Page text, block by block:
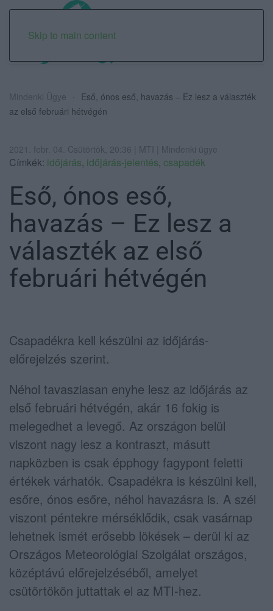
Skip to main content
Mindenki Ügye
Eső, ónos eső, havazás – Ez lesz a választék
az első februári hétvégén
2021. febr. 04. Csütörtök, 20:36 | MTI | Mindenki ügye
Címkék: időjárás, időjárás-jelentés, csapadék
Eső, ónos eső,
havazás – Ez lesz a
választék az első
februári hétvégén
Csapadékra kell készülni az időjárás-
előrejelzés szerint.
Néhol tavasziasan enyhe lesz az időjárás az
első februári hétvégén, akár 16 fokig is
melegedhet a levegő. Az országon belül
viszont nagy lesz a kontraszt, másutt
napközben is csak épphogy fagypont feletti
értékek várhatók. Csapadékra is készülni kell,
esőre, ónos esőre, néhol havazásra is. A szél
viszont péntekre mérséklődik, csak vasárnap
lehetnek ismét erősebb lökések – derül ki az
Országos Meteorológiai Szolgálat országos,
középtávú előrejelzéséből, amelyet
csütörtökön juttattak el az MTI-hez.